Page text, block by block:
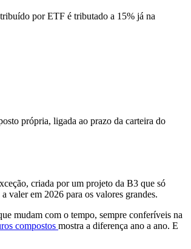
por ETF é tributado a 15% já na
própria, ligada ao prazo da carteira do
criada por um projeto da B3 que só
valer em 2026 para os valores grandes.
mudam com o tempo, sempre conferíveis na
compostos mostra a diferença ano a ano. E